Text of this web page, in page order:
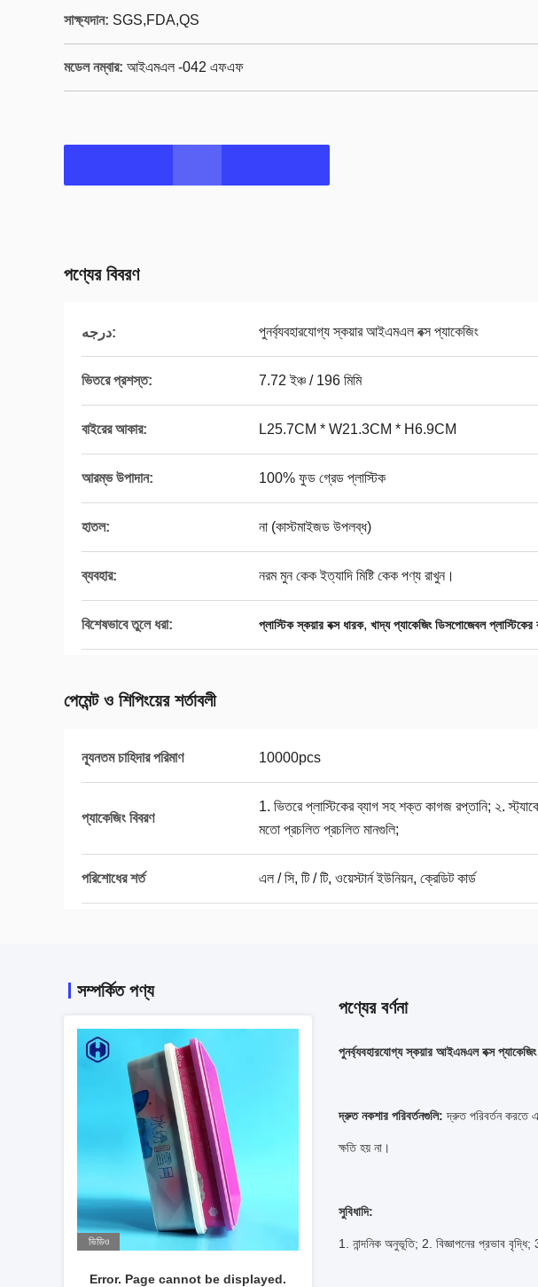
সাক্ষ্যদান: SGS,FDA,QS
মডেল নম্বার: আইএমএল -042 এফএফ
পণ্যের বিবরণ
درجه: পুনর্ব্যবহারযোগ্য স্কয়ার আইএমএল বক্স প্যাকেজিং
ভিতরে প্রশস্ত: 7.72 ইঞ্চ / 196 মিমি
বাইরের আকার: L25.7CM * W21.3CM * H6.9CM
আরম্ভ উপাদান: 100% ফুড গ্রেড প্লাস্টিক
হাতল: না (কাস্টমাইজড উপলব্ধ)
ব্যবহার: নরম মুন কেক ইত্যাদি মিষ্টি কেক পণ্য রাখুন।
বিশেষভাবে তুলে ধরা: প্লাস্টিক স্কয়ার বক্স ধারক, খাদ্য প্যাকেজিং ডিসপোজেবল প্লাস্টিকের
পেমেন্ট ও শিপিংয়ের শর্তাবলী
ন্যূনতম চাহিদার পরিমাণ 10000pcs
প্যাকেজিং বিবরণ
1. ভিতরে প্লাস্টিকের ব্যাগ সহ শক্ত কাগজ রপ্তানি; ২.
মতো প্রচলিত প্রচলিত মানগুলি;
পরিশোধের শর্ত এল / সি, টি / টি, ওয়েস্টার্ন ইউনিয়ন, ক্রেডিট কার্ড
সম্পর্কিত পণ্য
Error.
Please
your
details.
(26)
ভিডিও
Error. Page cannot be displayed.
পণ্যের বর্ণনা
পুনর্ব্যবহারযোগ্য স্কয়ার আইএমএল বক্স প্যাকেজিং
দ্রুত নকশার পরিবর্তনগুলি: দ্রুত পরিবর্তন করতে
ক্ষতি হয় না।
সুবিধাদি:
1. নান্দনিক অনুভূতি; 2. বিজ্ঞাপনের প্রভাব বৃদ্ধি;